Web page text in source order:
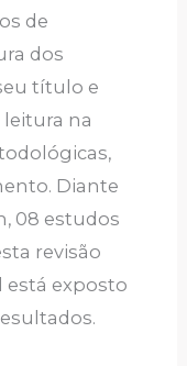
de
dos
título e
na
Diante
08 estudos
revisão
está exposto